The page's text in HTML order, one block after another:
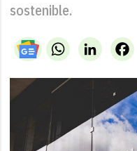
sostenible.
WhatsAppLinkedIn